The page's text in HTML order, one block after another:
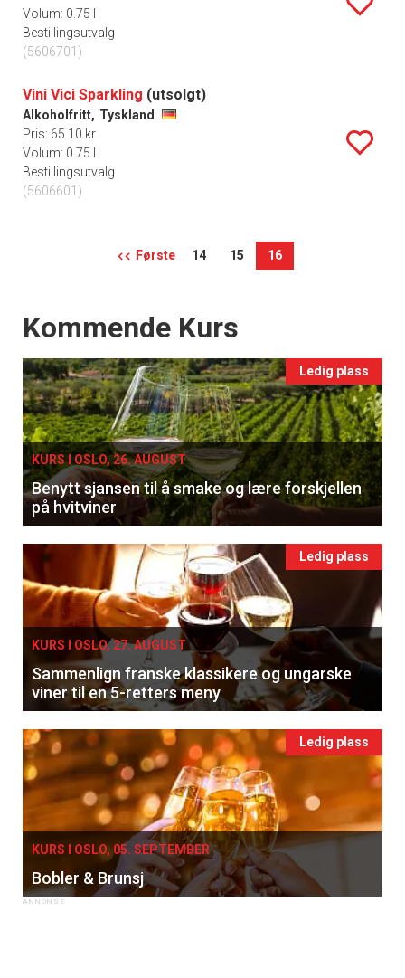
Volum: 0.75 l
Bestillingsutvalg
(5606701)
Vini Vici Sparkling (utsolgt)
Alkoholfritt, Tyskland
Pris: 65.10 kr
Volum: 0.75 l
Bestillingsutvalg
(5606601)
Første 14 15 16
Events
Kommende Kurs
Ledig plass
KURS I OSLO, 26. AUGUST
Benytt sjansen til å smake og lære forskjellen
på hvitviner
Ledig plass
KURS I OSLO, 27. AUGUST
Sammenlign franske klassikere og ungarske
viner til en 5-retters meny
Ledig plass
KURS I OSLO, 05. SEPTEMBER
Bobler & Brunsj